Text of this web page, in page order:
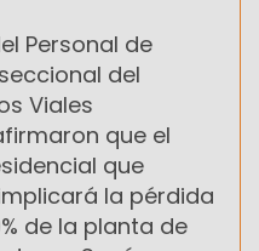
Personal de
del
Viales
que el
que
la pérdida
de la planta de